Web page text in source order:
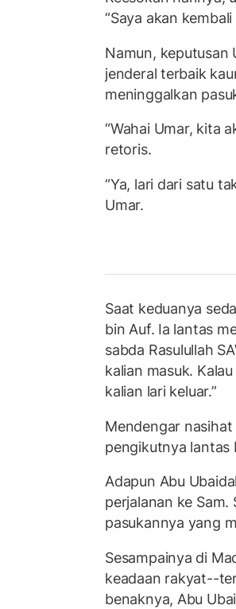
“Saya akan
Namun, keputusan
jenderal terbaik
meninggalkan
“Wahai Umar, kita
retoris.
“Ya, lari dari satu
Umar.
Saat keduanya
bin Auf. Ia lantas
sabda Rasulullah
kalian masuk.
kalian lari keluar.”
Mendengar
pengikutnya lantas
Adapun Abu
perjalanan ke Sam.
pasukannya yang
Sesampainya di
keadaan rakyat--
benaknya, Abu